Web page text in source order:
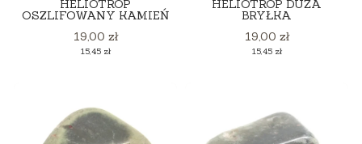
HELIOTROP
OSZLIFOWANY KAMIEŃ
Cena
19,00 zł
Cena
15,45 zł
HELIOTROP DUŻA
BRYŁKA
Cena
19,00 zł
Cena
15,45 zł